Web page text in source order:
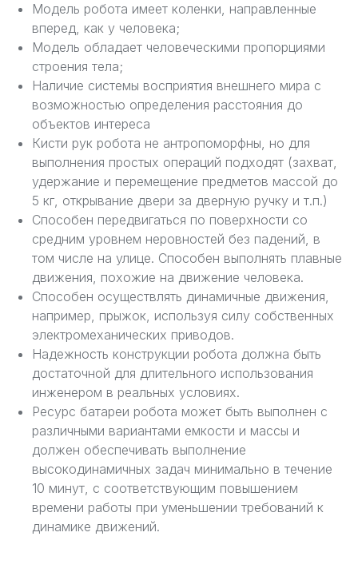
Модель робота имеет коленки, направленные
вперед, как у человека;
Модель обладает человеческими пропорциями
строения тела;
Наличие системы восприятия внешнего мира с
возможностью определения расстояния до
объектов интереса
Кисти рук робота не антропоморфны, но для
выполнения простых операций подходят (захват,
удержание и перемещение предметов массой до
5 кг, открывание двери за дверную ручку и т.п.)
Способен передвигаться по поверхности со
средним уровнем неровностей без падений, в
том числе на улице. Способен выполнять плавные
движения, похожие на движение человека.
Способен осуществлять динамичные движения,
например, прыжок, используя силу собственных
электромеханических приводов.
Надежность конструкции робота должна быть
достаточной для длительного использования
инженером в реальных условиях.
Ресурс батареи робота может быть выполнен с
различными вариантами емкости и массы и
должен обеспечивать выполнение
высокодинамичных задач минимально в течение
10 минут, с соответствующим повышением
времени работы при уменьшении требований к
динамике движений.